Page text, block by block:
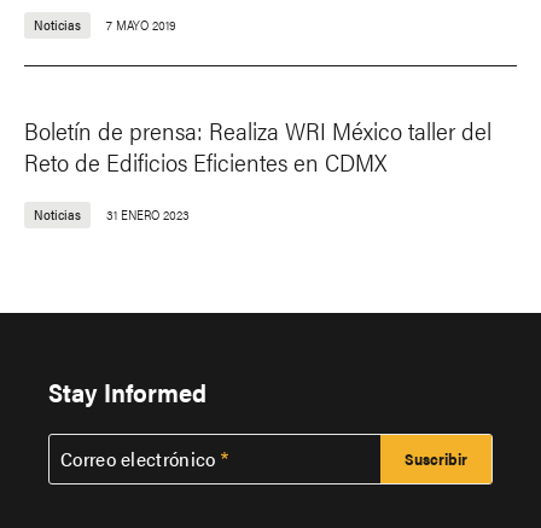
Noticias 7 MAYO 2019
Boletín de prensa: Realiza WRI México taller del
Reto de Edificios Eficientes en CDMX
Noticias 31 ENERO 2023
Stay Informed
Correo electrónico